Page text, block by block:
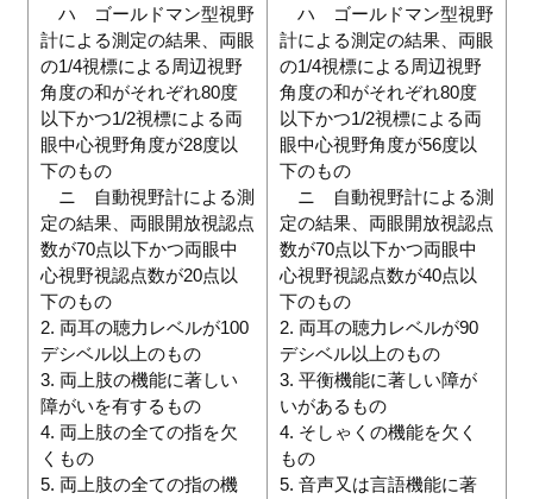
ハ ゴールドマン型視野
計による測定の結果、両眼
の1/4視標による周辺視野
角度の和がそれぞれ80度
以下かつ1/2視標による両
眼中心視野角度が28度以
下のもの
ニ 自動視野計による測
定の結果、両眼開放視認点
数が70点以下かつ両眼中
心視野視認点数が20点以
下のもの
2. 両耳の聴力レベルが100
デシベル以上のもの
3. 両上肢の機能に著しい
障がいを有するもの
4. 両上肢の全ての指を欠
くもの
5. 両上肢の全ての指の機
ハ ゴールドマン型視野
計による測定の結果、両眼
の1/4視標による周辺視野
角度の和がそれぞれ80度
以下かつ1/2視標による両
眼中心視野角度が56度以
下のもの
ニ 自動視野計による測
定の結果、両眼開放視認点
数が70点以下かつ両眼中
心視野視認点数が40点以
下のもの
2. 両耳の聴力レベルが90
デシベル以上のもの
3. 平衡機能に著しい障が
いがあるもの
4. そしゃくの機能を欠く
もの
5. 音声又は言語機能に著